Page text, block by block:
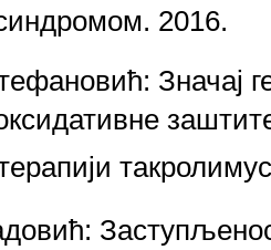
2016.
Значај
: